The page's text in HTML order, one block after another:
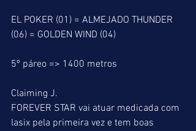
EL POKER (01) = ALMEJADO THUNDER
(06) = GOLDEN WIND (04)
5º páreo => 1400 metros
Claiming J.
FOREVER STAR vai atuar medicada com
lasix pela primeira vez e tem boas